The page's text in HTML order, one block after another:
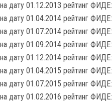
на дату 01.12.2013 рейтинг ФИДЕ:
на дату 01.04.2014 рейтинг ФИДЕ:
на дату 01.07.2014 рейтинг ФИДЕ:
на дату 01.09.2014 рейтинг ФИДЕ:
на дату 01.12.2014 рейтинг ФИДЕ:
на дату 01.04.2015 рейтинг ФИДЕ:
на дату 01.07.2015 рейтинг ФИДЕ:
на дату 01.02.2016 рейтинг ФИДЕ: